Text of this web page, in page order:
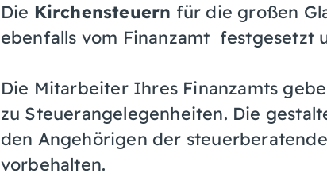
Die Kirchensteuern für die großen
ebenfalls vom Finanzamt festgesetzt
Die Mitarbeiter Ihres Finanzamts
zu Steuerangelegenheiten. Die
den Angehörigen der
vorbehalten.